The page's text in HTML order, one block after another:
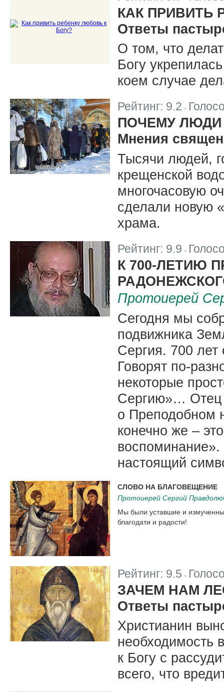
КАК ПРИВИТЬ
Ответы
О том, что
Богу
коем случае
Рейтинг: 9.2
ПОЧЕМУ ЛЮДИ
Мнения
Тысячи людей,
крещенской
многочасовую
сделали новую
храма.
Рейтинг: 9.9 |
К 700-ЛЕТИЮ
Протоиерей
Сегодня мы
подвижника
Сергия. 700
Говорят по-
некоторые
Сергию»… Отец
о Преподобном
конечно же –
настоящий
СЛОВО НА БЛАГОВЕЩЕНИЕ
Протоиерей Сергий
Мы были уставшие и
благодати и радости!
Рейтинг: 9.5 |
ЗАЧЕМ НАМ
Ответы
Христианин
необходимость
к Богу с
всего, что